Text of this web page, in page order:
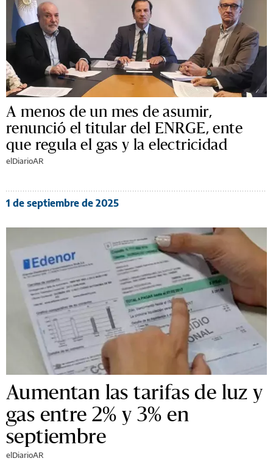
A menos de un mes de asumir,
renunció el titular del ENRGE, ente
que regula el gas y la electricidad
elDiarioAR
1 de septiembre de 2025
Aumentan las tarifas de luz y
gas entre 2% y 3% en
septiembre
elDiarioAR